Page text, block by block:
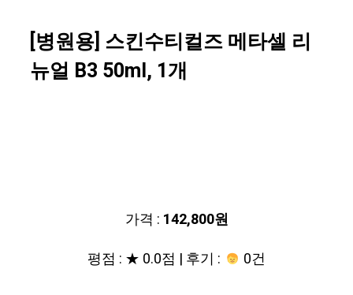
[병원용] 스킨수티컬즈 메타셀 리
뉴얼 B3 50ml, 1개
가격 : 142,800원
평점 : ★ 0.0점 | 후기 :
0건